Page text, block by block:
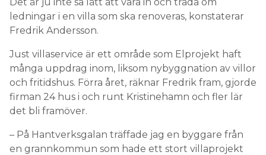
ledningar i en villa som ska renoveras, konstaterar
Fredrik Andersson.
Just villaservice är ett område som Elprojekt haft
många uppdrag inom, liksom nybyggnation av villor
och fritidshus. Förra året, räknar Fredrik fram, gjorde
firman 24 hus i och runt Kristinehamn och fler lär
det bli framöver.
– På Hantverksgalan träffade jag en byggare från
en grannkommun som hade ett stort villaprojekt